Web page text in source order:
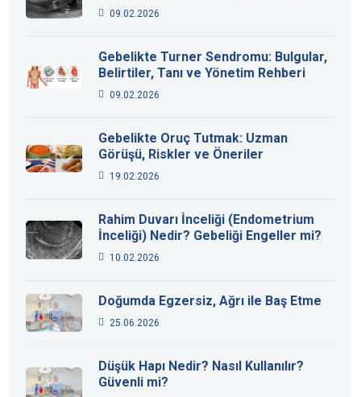
09.02.2026
Gebelikte Turner Sendromu: Bulgular,
Belirtiler, Tanı ve Yönetim Rehberi
09.02.2026
Gebelikte Oruç Tutmak: Uzman
Görüşü, Riskler ve Öneriler
19.02.2026
Rahim Duvarı İnceliği (Endometrium
İnceliği) Nedir? Gebeliği Engeller mi?
10.02.2026
Doğumda Egzersiz, Ağrı ile Baş Etme
25.06.2026
Düşük Hapı Nedir? Nasıl Kullanılır?
Güvenli mi?